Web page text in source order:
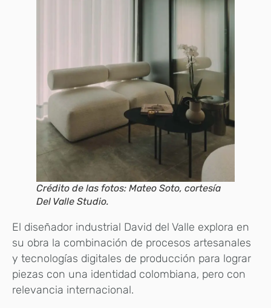
Crédito de las fotos: Mateo Soto, cortesía
Del Valle Studio.
El diseñador industrial David del Valle explora en
su obra la combinación de procesos artesanales
y tecnologías digitales de producción para lograr
piezas con una identidad colombiana, pero con
relevancia internacional.